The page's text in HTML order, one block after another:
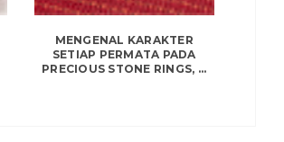
MENGENAL KARAKTER
SETIAP PERMATA PADA
PRECIOUS STONE RINGS, ...